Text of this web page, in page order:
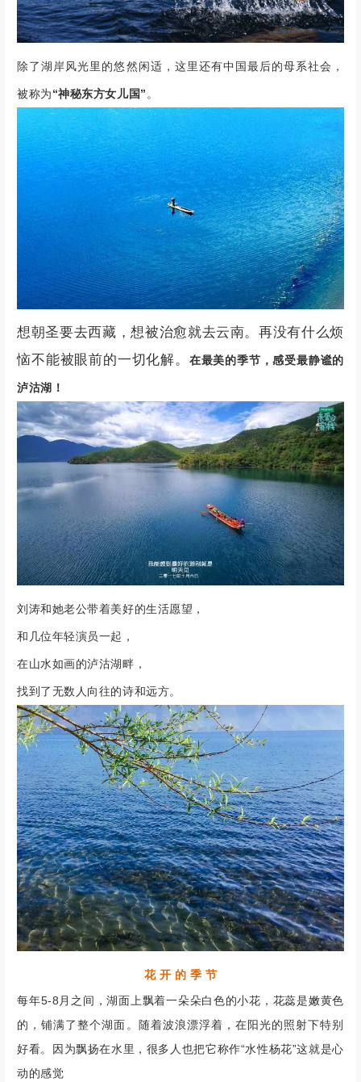
除了湖岸风光里的悠然闲适，这里还有中国最后的母系社会，
被称为“神秘东方女儿国”。
想朝圣要去西藏，想被治愈就去云南。再没有什么烦
恼不能被眼前的一切化解。
在最美的季节，感受最静谧的
泸沽湖！
刘涛和她老公带着美好的生活愿望，
和几位年轻演员一起，
在山水如画的泸沽湖畔，
找到了无数人向往的诗和远方。
花 开 的 季 节
每年5-8月之间，湖面上飘着一朵朵白色的小花，花蕊是嫩黄色
的，铺满了整个湖面。随着波浪漂浮着，在阳光的照射下特别
好看。因为飘扬在水里，很多人也把它称作“水性杨花”这就是心
动的感觉